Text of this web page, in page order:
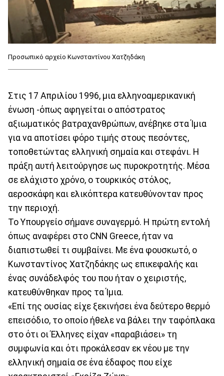
Προσωπικό αρχείο Κωνσταντίνου Χατζηδάκη
Στις 17 Απριλίου 1996, μια ελληνοαμερικανική
ένωση -όπως αφηγείται ο απόστρατος
αξιωματικός βατραχανθρώπων, ανέβηκε στα Ίμια
για να αποτίσει φόρο τιμής στους πεσόντες,
τοποθετώντας ελληνική σημαία και στεφάνι. Η
πράξη αυτή λειτούργησε ως πυροκροτητής. Μέσα
σε ελάχιστο χρόνο, ο τουρκικός στόλος,
αεροσκάφη και ελικόπτερα κατευθύνονταν προς
την περιοχή.
Το Υπουργείο σήμανε συναγερμό. Η πρώτη εντολή
όπως αναφέρει στο CNN Greece, ήταν να
διαπιστωθεί τι συμβαίνει. Με ένα φουσκωτό, ο
Κωνσταντίνος Χατζηδάκης ως επικεφαλής και
ένας συνάδελφός του που ήταν ο χειριστής,
κατευθύνθηκαν προς τα Ίμια.
«Επί της ουσίας είχε ξεκινήσει ένα δεύτερο θερμό
επεισόδιο, το οποίο ήθελε να βάλει την ταφόπλακα
στο ότι οι Έλληνες είχαν «παραβιάσει» τη
συμφωνία και ότι προκάλεσαν εκ νέου με την
ελληνική σημαία σε ένα έδαφος που είχε